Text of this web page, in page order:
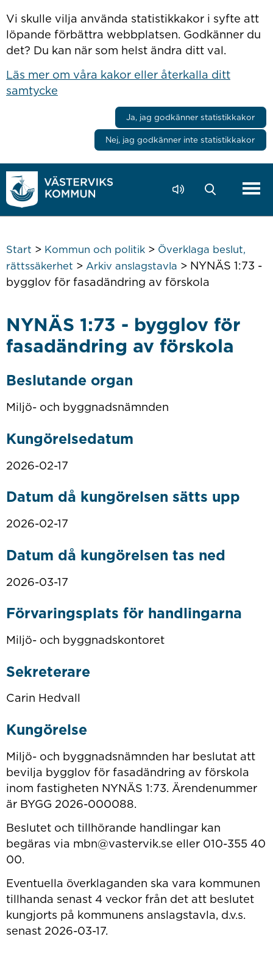
Vi skulle vilja använda statistikkakor i syfte att
löpande förbättra webbplatsen. Godkänner du
det? Du kan när som helst ändra ditt val.
Läs mer om våra kakor eller återkalla ditt
samtycke
Ja, jag godkänner statistikkakor
Nej, jag godkänner inte statistikkakor
Start > Kommun och politik> Överklaga beslut,
rättssäkerhet > Arkiv anslagstavla > NYNÄS 1:73 -
bygglov för fasadändring av förskola
NYNÄS 1:73 - bygglov för
fasadändring av förskola
Beslutande organ
Miljö- och byggnadsnämnden
Kungörelsedatum
2026-02-17
Datum då kungörelsen sätts upp
2026-02-17
Datum då kungörelsen tas ned
2026-03-17
Förvaringsplats för handlingarna
Miljö- och byggnadskontoret
Sekreterare
Carin Hedvall
Kungörelse
Miljö- och byggnadsnämnden har beslutat att
bevilja bygglov för fasadändring av förskola
inom fastigheten NYNÄS 1:73. Ärendenummer
är BYGG 2026-000088.
Beslutet och tillhörande handlingar kan
begäras via mbn@vastervik.se eller 010-355 40
00.
Eventuella överklaganden ska vara kommunen
tillhanda senast 4 veckor från det att beslutet
kungjorts på kommunens anslagstavla, d.v.s.
senast 2026-03-17.